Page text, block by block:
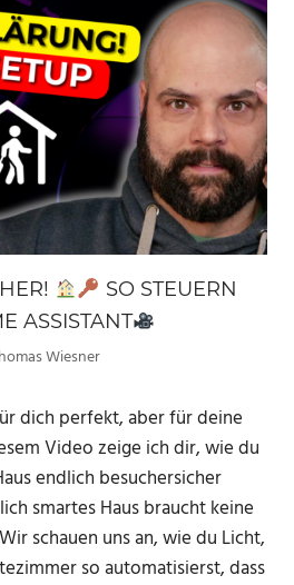
SO STEUERN
ASSISTANT
Wiesner
dich perfekt, aber für deine
Video zeige ich dir, wie du
endlich besuchersicher
smartes Haus braucht keine
schauen uns an, wie du Licht,
so automatisierst, dass